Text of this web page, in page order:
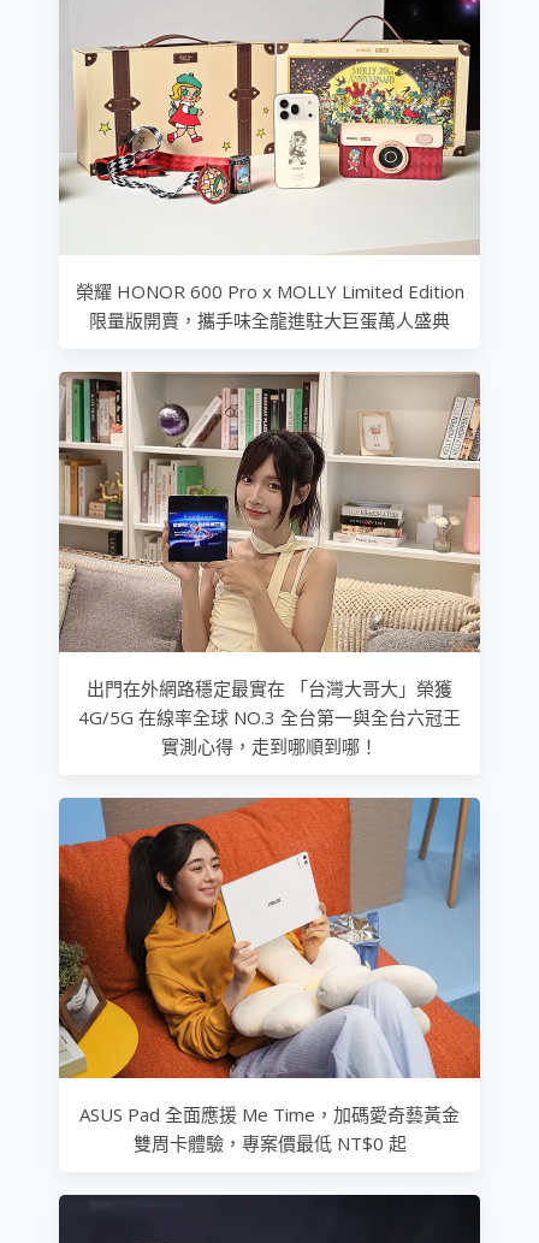
榮耀 HONOR 600 Pro x MOLLY Limited Edition
限量版開賣，攜手味全龍進駐大巨蛋萬人盛典
出門在外網路穩定最實在 「台灣大哥大」榮獲
4G/5G 在線率全球 NO.3 全台第一與全台六冠王
實測心得，走到哪順到哪！
ASUS Pad 全面應援 Me Time，加碼愛奇藝黃金
雙周卡體驗，專案價最低 NT$0 起